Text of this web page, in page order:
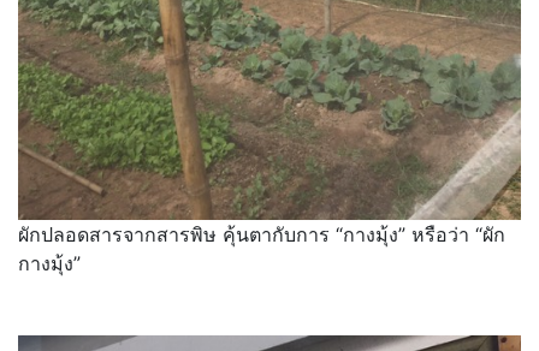
ผักปลอดสารจากสารพิษ คุ้นตากับการ “กางมุ้ง” หรือว่า “ผัก
กางมุ้ง”